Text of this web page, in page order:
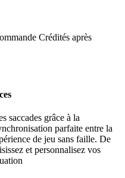
Crédités après
saccades grâce à la
parfaite entre la
de jeu sans faille. De
et personnalisez vos